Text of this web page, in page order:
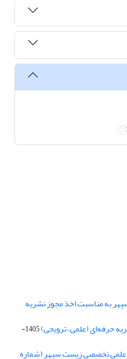
به مناسبت اخذ مجوز نشریه
حرفه‌ای (علمی – ترویجی)
1405-
علمی تخصصی زیست سپهر (شماره